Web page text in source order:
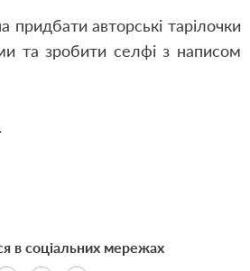
авторські тарілочки
та зробити селфі з написом
в соціальних мережах